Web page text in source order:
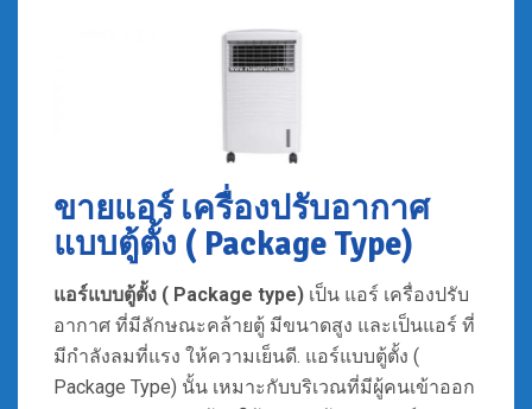
ขายแอร์ เครื่องปรับอากาศ
แบบตู้ตั้ง ( Package Type)
แอร์แบบตู้ตั้ง ( Package type) เป็น แอร์ เครื่องปรับ
อากาศ ที่มีลักษณะคล้ายตู้ มีขนาดสูง และเป็นแอร์ ที่
มีกำลังลมที่แรง ให้ความเย็นดี. แอร์แบบตู้ตั้ง (
Package Type) นั้น เหมาะกับบริเวณที่มีผู้คนเข้าออก